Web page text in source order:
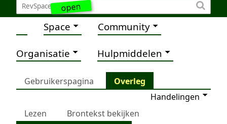
open
Space Community
Organisatie Hulpmiddelen
Gebruikerspagina
Overleg
Handelingen
Lezen
Brontekst bekijken